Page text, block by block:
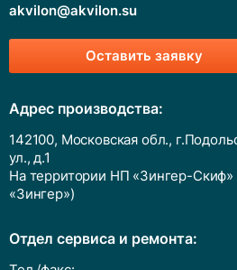
Оставить заявку
akvilon@akvilon.su
Адрес производства:
142100, Московская обл.,
ул., д.1
На территории НП «Зингер-
«Зингер»)
Отдел сервиса и ремонта: